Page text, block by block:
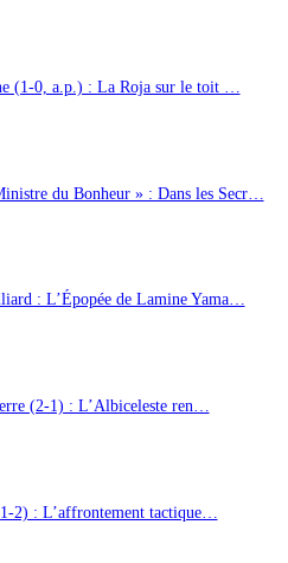
(1-0, a.p.) : La Roja sur le toit …
du Bonheur » : Dans les Secr…
: L’Épopée de Lamine Yama…
(2-1) : L’Albiceleste ren…
2) : L’affrontement tactique…